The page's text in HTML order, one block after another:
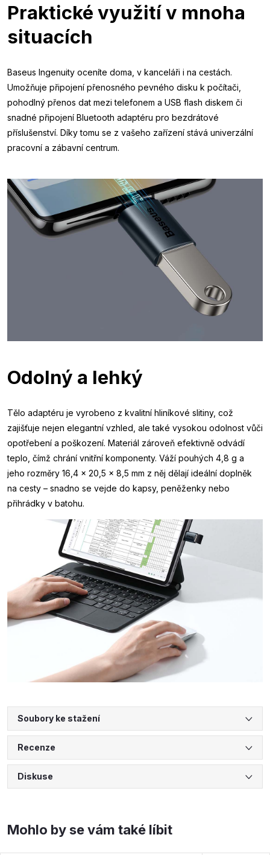
Praktické využití v mnoha
situacích
Baseus Ingenuity oceníte doma, v kanceláři i na cestách.
Umožňuje připojení přenosného pevného disku k počítači,
pohodlný přenos dat mezi telefonem a USB flash diskem či
snadné připojení Bluetooth adaptéru pro bezdrátové
příslušenství. Díky tomu se z vašeho zařízení stává univerzální
pracovní a zábavní centrum.
Odolný a lehký
Tělo adaptéru je vyrobeno z kvalitní hliníkové slitiny, což
zajišťuje nejen elegantní vzhled, ale také vysokou odolnost vůči
opotřebení a poškození. Materiál zároveň efektivně odvádí
teplo, čímž chrání vnitřní komponenty. Váží pouhých 4,8 g a
jeho rozměry 16,4 × 20,5 × 8,5 mm z něj dělají ideální doplněk
na cesty – snadno se vejde do kapsy, peněženky nebo
přihrádky v batohu.
Soubory ke stažení
Recenze
Diskuse